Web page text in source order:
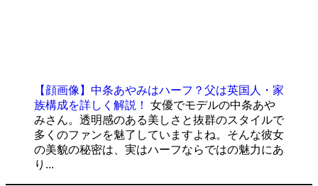
【顔画像】中条あやみはハーフ？父は英国人・家
族構成を詳しく解説！
女優でモデルの中条あや
みさん。透明感のある美しさと抜群のスタイルで
多くのファンを魅了していますよね。そんな彼女
の美貌の秘密は、実はハーフならではの魅力にあ
り...